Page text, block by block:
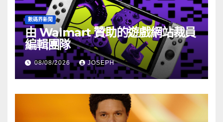
數碼界新聞
由 Walmart 贊助的遊戲網站裁員
編輯團隊
08/08/2026 JOSEPH